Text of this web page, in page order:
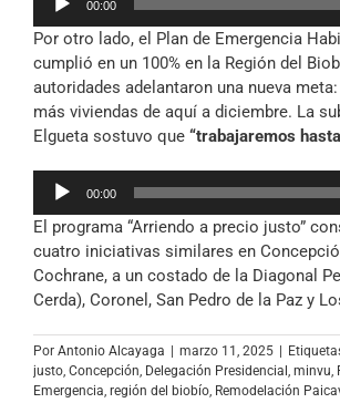
audio
00:00
Por otro lado, el Plan de Emergencia
cumplió en un 100% en la Región del
autoridades adelantaron una nueva
más viviendas de aquí a diciembre. La
Elgueta sostuvo que “trabajaremos
Reproductor
audio
00:00
El programa “Arriendo a precio justo”
cuatro iniciativas similares en
Cochrane, a un costado de la Diagonal
Cerda), Coronel, San Pedro de la Paz y
Por Antonio Alcayaga marzo 11, 2025
justo, Concepción, Delegación Presidencial , minvu,
Emergencia, región del biobío, Remodelación